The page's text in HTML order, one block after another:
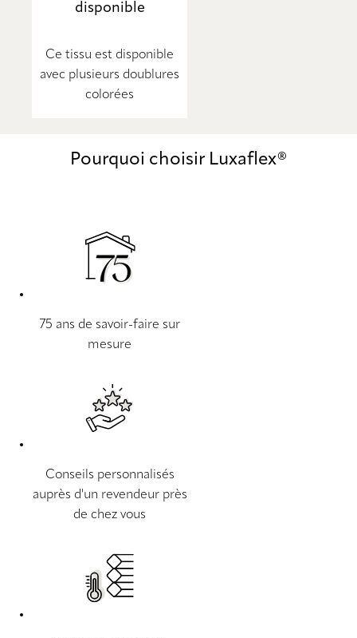
disponible
Ce tissu est disponible
avec plusieurs doublures
colorées
Pourquoi choisir Luxaflex®
75 ans de savoir-faire sur
mesure
Conseils personnalisés
auprès d'un revendeur près
de chez vous